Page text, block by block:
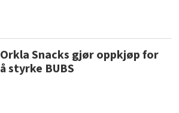
Orkla Snacks gjør oppkjøp for
å styrke BUBS